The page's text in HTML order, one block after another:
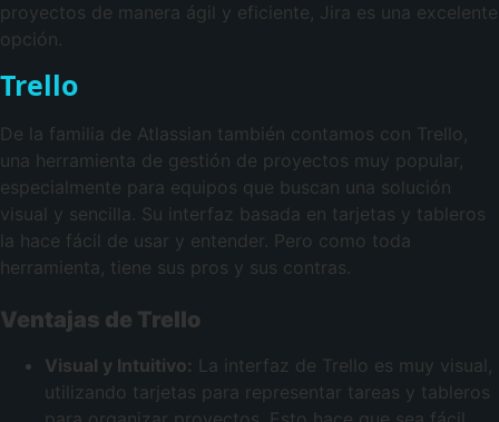
proyectos de manera ágil y eficiente, Jira es una excelente
opción.
Trello
De la familia de Atlassian también contamos con Trello,
una herramienta de gestión de proyectos muy popular,
especialmente para equipos que buscan una solución
visual y sencilla. Su interfaz basada en tarjetas y tableros
la hace fácil de usar y entender. Pero como toda
herramienta, tiene sus pros y sus contras.
Ventajas de Trello
Visual y Intuitivo: La interfaz de Trello es muy visual,
utilizando tarjetas para representar tareas y tableros